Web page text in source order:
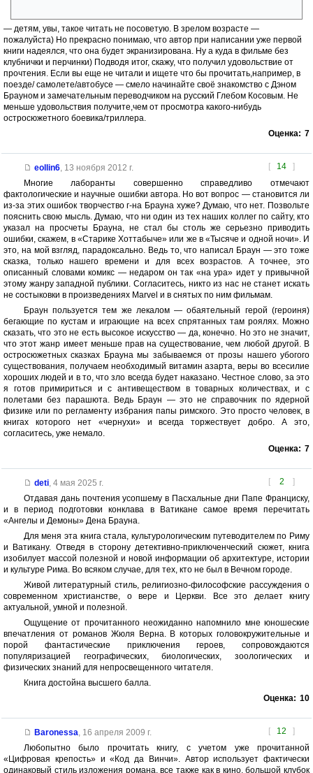
— детям, увы, такое читать не посоветую. В зрелом возрасте —
пожалуйста) Но прекрасно понимаю, что автор при написании уже первой
книги надеялся, что она будет экранизирована. Ну а куда в фильме без
клубнички и перчинки) Подводя итог, скажу, что получил удовольствие от
прочтения. Если вы еще не читали и ищете что бы прочитать,например, в
поезде/ самолете/автобусе — смело начинайте своё знакомство с Дэном
Брауном и замечательным переводчиком на русский Глебом Косовым. Не
меньше удовольствия получите,чем от просмотра какого-нибудь
остросюжетного боевика/триллера.
Оценка: 7
[ 14 ]
eollin6, 13 ноября 2012 г.
Многие лаборанты совершенно справедливо отмечают
фактологические и научные ошибки автора. Но вот вопрос — становится ли
из-за этих ошибок творчество г-на Брауна хуже? Думаю, что нет. Позвольте
пояснить свою мысль. Думаю, что ни один из тех наших коллег по сайту, кто
указал на просчеты Брауна, не стал бы столь же серьезно приводить
ошибки, скажем, в «Старике Хоттабыче» или же в «Тысяче и одной ночи». И
это, на мой взгляд, парадоксально. Ведь то, что написал Браун — это тоже
сказка, только нашего времени и для всех возрастов. А точнее, это
описанный словами комикс — недаром он так «на ура» идет у привычной
этому жанру западной публики. Согласитесь, никто из нас не станет искать
не состыковки в произведениях Marvel и в снятых по ним фильмам.
Браун пользуется тем же лекалом — обаятельный герой (героиня)
бегающие по кустам и играющие на всех спрятанных там роялях. Можно
сказать, что это не есть высокое искусство — да, конечно. Но это не значит,
что этот жанр имеет меньше прав на существование, чем любой другой. В
остросюжетных сказках Брауна мы забываемся от прозы нашего убогого
существования, получаем необходимый витамин азарта, веры во всесилие
хороших людей и в то, что зло всегда будет наказано. Честное слово, за это
я готов примириться и с антивеществом в товарных количествах, и с
полетами без парашюта. Ведь Браун — это не справочник по ядерной
физике или по регламенту избрания папы римского. Это просто человек, в
книгах которого нет «чернухи» и всегда торжествует добро. А это,
согласитесь, уже немало.
Оценка: 7
[ 2 ]
deti, 4 мая 2025 г.
Отдавая дань почтения усопшему в Пасхальные дни Папе Франциску,
и в период подготовки конклава в Ватикане самое время перечитать
«Ангелы и Демоны» Дена Брауна.
Для меня эта книга стала, культурологическим путеводителем по Риму
и Ватикану. Отведя в сторону детективно-приключенческий сюжет, книга
изобилует массой полезной и новой информации об архитектуре, истории
и культуре Рима. Во всяком случае, для тех, кто не был в Вечном городе.
Живой литературный стиль, религиозно-философские рассуждения о
современном христианстве, о вере и Церкви. Все это делает книгу
актуальной, умной и полезной.
Ощущение от прочитанного неожиданно напомнило мне юношеские
впечатления от романов Жюля Верна. В которых головокружительные и
порой фантастические приключения героев, сопровождаются
популяризацией географических, биологических, зоологических и
физических знаний для непросвещенного читателя.
Книга достойна высшего балла.
Оценка: 10
[ 12 ]
Baronessa, 16 апреля 2009 г.
Любопытно было прочитать книгу, с учетом уже прочитанной
«Цифровая крепость» и «Код да Винчи». Автор использует фактически
одинаковый стиль изложения романа, все также как в кино, большой клубок